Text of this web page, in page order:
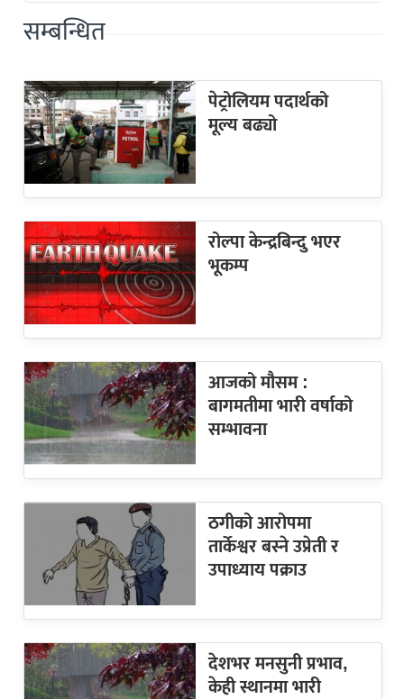
सम्बन्धित
पेट्रोलियम पदार्थको
मूल्य बढ्यो
रोल्पा केन्द्रबिन्दु भएर
भूकम्प
आजको मौसम :
बागमतीमा भारी वर्षाको
सम्भावना
ठगीको आरोपमा
तार्केश्वर बस्ने उप्रेती र
उपाध्याय पक्राउ
देशभर मनसुनी प्रभाव,
केही स्थानमा भारी